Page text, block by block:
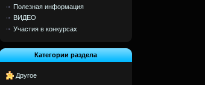
Полезная информация
ВИДЕО
Участия в конкурсах
Категории раздела
Другое